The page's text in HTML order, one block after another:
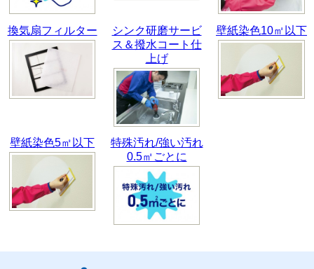
換気扇フィルター
シンク研磨サービ
ス＆撥水コート仕
上げ
壁紙染色10㎡以下
壁紙染色5㎡以下
特殊汚れ/強い汚れ
0.5㎡ごとに